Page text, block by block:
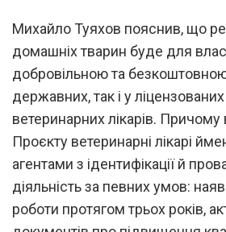
Михайло Туяхов пояснив, що
домашніх тварин буде для
добровільною та
державних, так і у
ветеринарних лікарів. Причому
Проєкту ветеринарні лікарі
агентами з ідентифікації й
діяльність за певних умов:
роботи протягом трьох років,